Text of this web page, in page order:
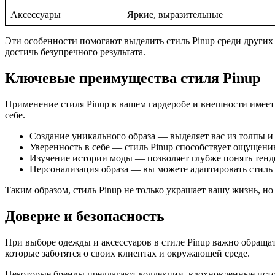
Аксессуары Яркие, выразительные
Эти особенности помогают выделить стиль Pinup среди
достичь безупречного результата.
Ключевые преимущества стиля Pinup
Применение стиля Pinup в вашем гардеробе и внешности
себе.
Создание уникального образа — выделяет вас из толпы
Уверенность в себе — стиль Pinup способствует
Изучение истории моды — позволяет глубже понять
Персонализация образа — вы можете адаптировать
Таким образом, стиль Pinup не только украшает вашу жизнь,
Доверие и безопасность
При выборе одежды и аксессуаров в стиле Pinup важно
которые заботятся о своих клиентах и окружающей среде.